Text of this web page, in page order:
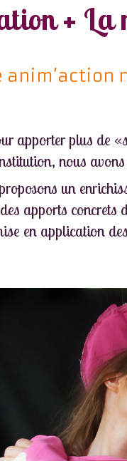
+ La
anim’action
apporter plus de
nous
un
apports concrets
en application